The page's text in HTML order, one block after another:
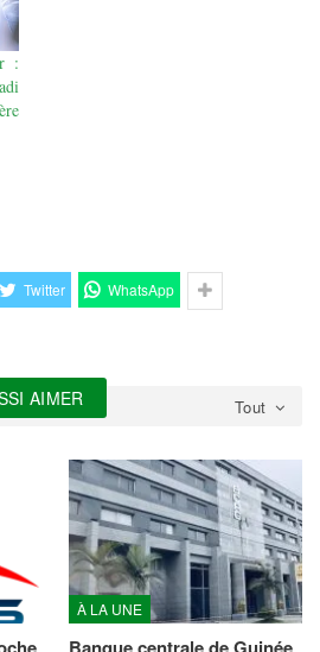
:
Twitter WhatsApp
Tout
AIMER
À LA UNE